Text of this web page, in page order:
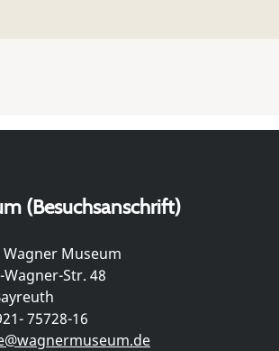
(Besuchsanschrift)
Wagner Museum
Wagner-Str. 48
75728-16